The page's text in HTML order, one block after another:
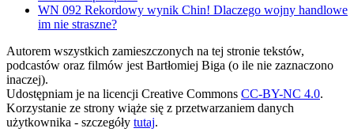
WN 092 Rekordowy wynik Chin! Dlaczego wojny handlowe
im nie straszne?
Autorem wszystkich zamieszczonych na tej stronie tekstów,
podcastów oraz filmów jest Bartłomiej Biga (o ile nie zaznaczono
inaczej).
Udostępniam je na licencji Creative Commons CC-BY-NC 4.0.
Korzystanie ze strony wiąże się z przetwarzaniem danych
użytkownika - szczegóły tutaj.